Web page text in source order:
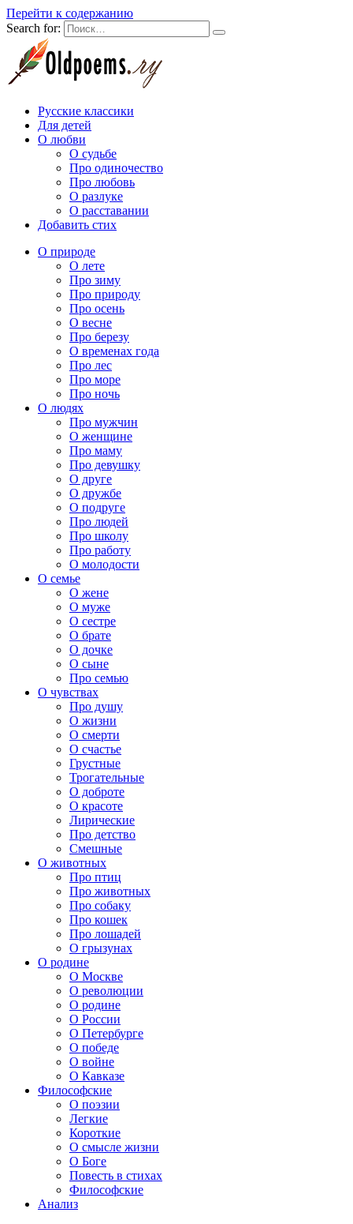
Перейти к содержанию
Search for:
Русские классики
Для детей
О любви
О судьбе
Про одиночество
Про любовь
О разлуке
О расставании
Добавить стих
О природе
О лете
Про зиму
Про природу
Про осень
О весне
Про березу
О временах года
Про лес
Про море
Про ночь
О людях
Про мужчин
О женщине
Про маму
Про девушку
О друге
О дружбе
О подруге
Про людей
Про школу
Про работу
О молодости
О семье
О жене
О муже
О сестре
О брате
О дочке
О сыне
Про семью
О чувствах
Про душу
О жизни
О смерти
О счастье
Грустные
Трогательные
О доброте
О красоте
Лирические
Про детство
Смешные
О животных
Про птиц
Про животных
Про собаку
Про кошек
Про лошадей
О грызунах
О родине
О Москве
О революции
О родине
О России
О Петербурге
О победе
О войне
О Кавказе
Философские
О поэзии
Легкие
Короткие
О смысле жизни
О Боге
Повесть в стихах
Философские
Анализ